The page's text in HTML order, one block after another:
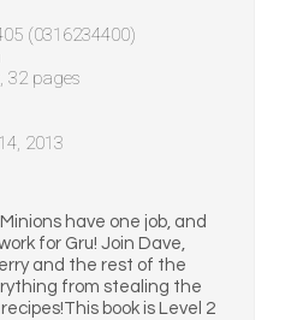
(0316234400)
32 pages
2013
have one job, and
for Gru! Join Dave,
and the rest of the
from stealing the
book is Level 2